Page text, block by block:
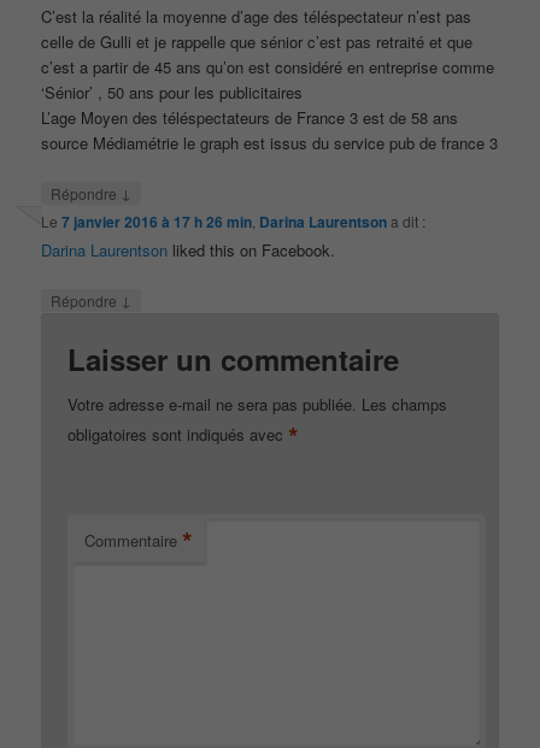
C’est la réalité la moyenne d’age des téléspectateur n’est pas
celle de Gulli et je rappelle que sénior c’est pas retraité et que
c’est a partir de 45 ans qu’on est considéré en entreprise comme
‘Sénior’ , 50 ans pour les publicitaires
L’age Moyen des téléspectateurs de France 3 est de 58 ans
source Médiamétrie le graph est issus du service pub de france 3
Répondre ↓
Le7 janvier 2016 à 17 h 26 min Darina Laurentsona dit :
Darina Laurentson liked this on Facebook.
Répondre ↓
Laisser un commentaire
Votre adresse e-mail ne sera pas publiée. Les champs
obligatoires sont indiqués avec *
Commentaire *